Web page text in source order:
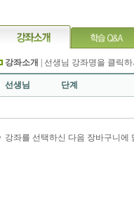
강좌소개 | 선생님 강좌명을 클릭
선생님 단계
강좌를 선택하신 다음 장바구니에